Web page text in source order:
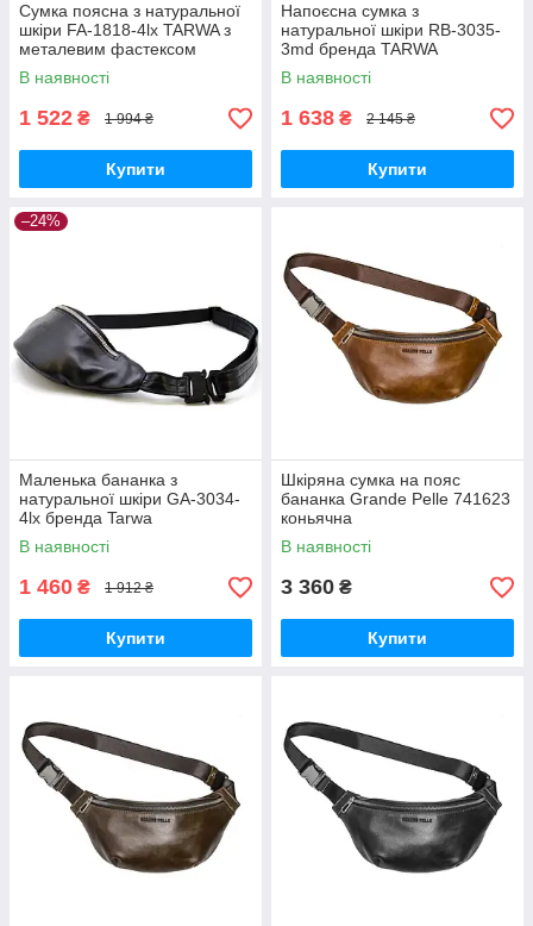
Сумка поясна з натуральної
шкіри FA-1818-4lx TARWA з
металевим фастексом
В наявності
1 522 ₴ 1 994 ₴
Купити
Напоєсна сумка з
натуральної шкіри RB-3035-
3md бренда TARWA
В наявності
1 638 ₴ 2 145 ₴
Купити
–24%
Маленька бананка з
натуральної шкіри GA-3034-
4lx бренда Tarwa
В наявності
1 460 ₴ 1 912 ₴
Купити
Шкіряна сумка на пояс
бананка Grande Pelle 741623
коньячна
В наявності
3 360 ₴
Купити